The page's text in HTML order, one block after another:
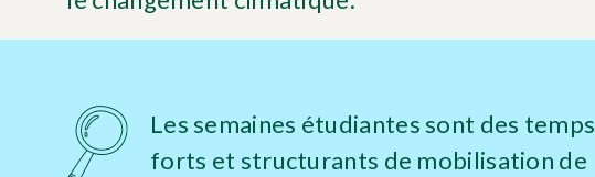
Les semaines étudiantes sont des temps
forts et structurants de mobilisation de